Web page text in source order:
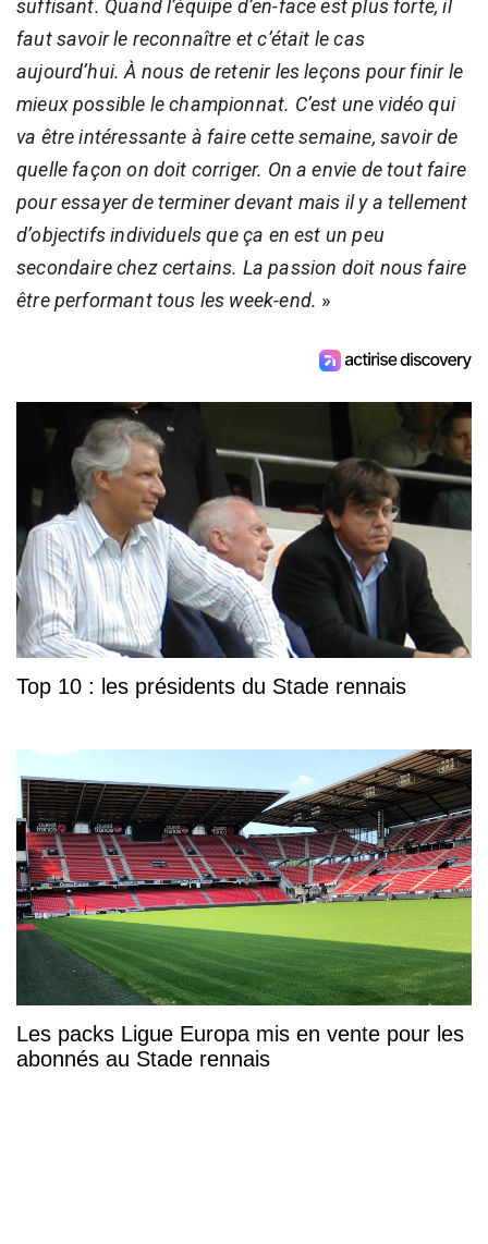
suffisant. Quand l’équipe d’en-face est plus forte, il
faut savoir le reconnaître et c’était le cas
aujourd’hui. À nous de retenir les leçons pour finir le
mieux possible le championnat. C’est une vidéo qui
va être intéressante à faire cette semaine, savoir de
quelle façon on doit corriger. On a envie de tout faire
pour essayer de terminer devant mais il y a tellement
d’objectifs individuels que ça en est un peu
secondaire chez certains. La passion doit nous faire
être performant tous les week-end. »
Top 10 : les présidents du Stade rennais
Les packs Ligue Europa mis en vente pour les
abonnés au Stade rennais